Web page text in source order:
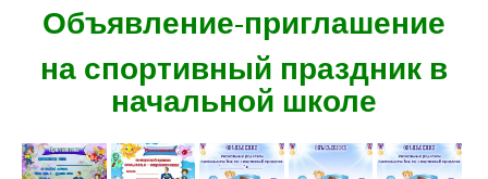
Объявление-приглашение
на спортивный праздник в
начальной школе